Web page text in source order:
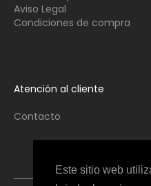
Este sitio web
Aviso Legal
Condiciones de compra
Atención al cliente
Contacto